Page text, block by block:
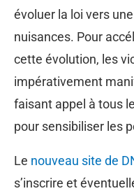
évoluer la loi vers
nuisances. Pour
cette évolution, les
impérativement
faisant appel à tous
pour sensibiliser les
Le nouveau site de
s’inscrire et